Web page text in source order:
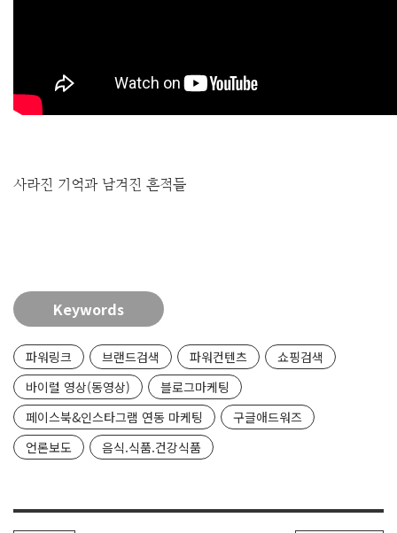
사라진 기억과 남겨진 흔적들
Keywords
파워링크 브랜드검색 파워컨텐츠
쇼핑검색
바이럴 영상(동영상)
블로그마케팅
페이스북&인스타그램 연동 마케팅
구글애드워즈
언론보도
음식.식품.건강식품